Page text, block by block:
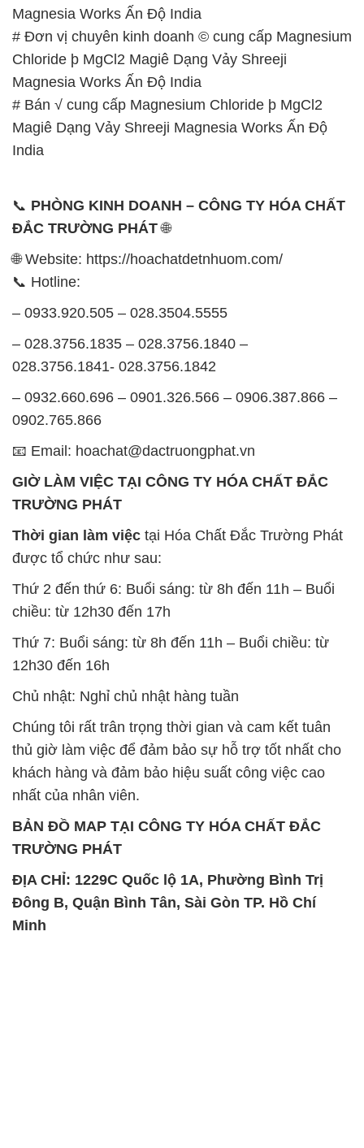
Magnesia Works Ấn Độ India
# Đơn vị chuyên kinh doanh © cung cấp Magnesium
Chloride þ MgCl2 Magiê Dạng Vảy Shreeji
Magnesia Works Ấn Độ India
# Bán √ cung cấp Magnesium Chloride þ MgCl2
Magiê Dạng Vảy Shreeji Magnesia Works Ấn Độ
India
📞 PHÒNG KINH DOANH – CÔNG TY HÓA CHẤT
ĐẮC TRƯỜNG PHÁT🌐
🌐 Website: https://hoachatdetnhuom.com/
📞 Hotline:
– 0933.920.505 – 028.3504.5555
– 028.3756.1835 – 028.3756.1840 –
028.3756.1841- 028.3756.1842
– 0932.660.696 – 0901.326.566 – 0906.387.866 –
0902.765.866
📧 Email: hoachat@dactruongphat.vn
GIỜ LÀM VIỆC TẠI CÔNG TY HÓA CHẤT ĐẮC
TRƯỜNG PHÁT
Thời gian làm việc tại Hóa Chất Đắc Trường Phát
được tổ chức như sau:
Thứ 2 đến thứ 6: Buổi sáng: từ 8h đến 11h – Buổi
chiều: từ 12h30 đến 17h
Thứ 7: Buổi sáng: từ 8h đến 11h – Buổi chiều: từ
12h30 đến 16h
Chủ nhật: Nghỉ chủ nhật hàng tuần
Chúng tôi rất trân trọng thời gian và cam kết tuân
thủ giờ làm việc để đảm bảo sự hỗ trợ tốt nhất cho
khách hàng và đảm bảo hiệu suất công việc cao
nhất của nhân viên.
BẢN ĐỒ MAP TẠI CÔNG TY HÓA CHẤT ĐẮC
TRƯỜNG PHÁT
ĐỊA CHỈ: 1229C Quốc lộ 1A, Phường Bình Trị
Đông B, Quận Bình Tân, Sài Gòn TP. Hồ Chí
Minh